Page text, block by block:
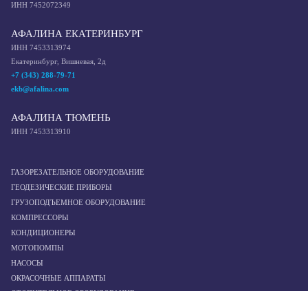
ИНН 7452072349
АФАЛИНА ЕКАТЕРИНБУРГ
ИНН 7453313974
Екатеринбург, Вишневая, 2д
+7 (343) 288-79-71
ekb@afalina.com
АФАЛИНА ТЮМЕНЬ
ИНН 7453313910
ГАЗОРЕЗАТЕЛЬНОЕ ОБОРУДОВАНИЕ
ГЕОДЕЗИЧЕСКИЕ ПРИБОРЫ
ГРУЗОПОДЪЕМНОЕ ОБОРУДОВАНИЕ
КОМПРЕССОРЫ
КОНДИЦИОНЕРЫ
МОТОПОМПЫ
НАСОСЫ
ОКРАСОЧНЫЕ АППАРАТЫ